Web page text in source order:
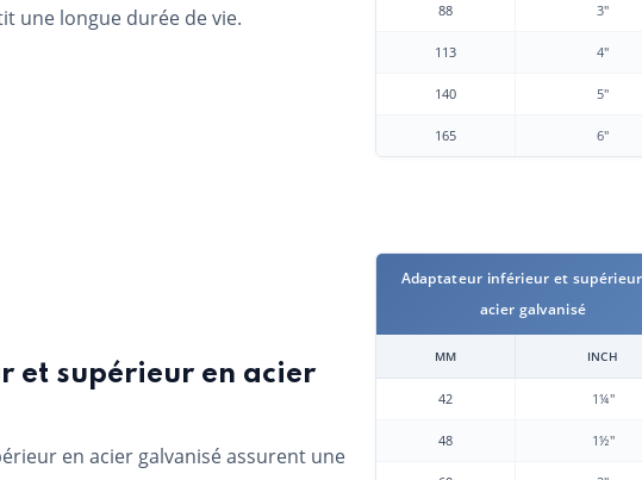
une longue durée de vie.
88 3"
113 4"
140 5"
165 6"
et supérieur en acier
en acier galvanisé assurent une
Adaptateur inférieur et
acier galvanisé
MM INCH
42 1¼"
48 1½"